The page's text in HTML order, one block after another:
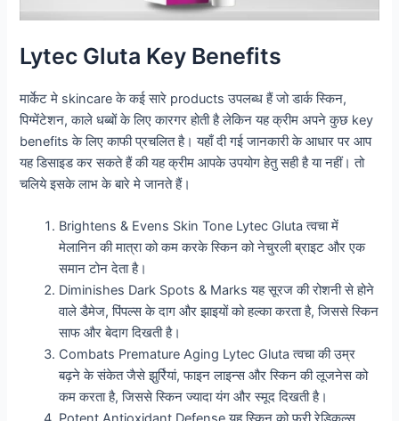
Lytec Gluta Key Benefits
मार्केट मे skincare के कई सारे products उपलब्ध हैं जो डार्क स्किन,
पिग्मेंटेशन, काले धब्बों के लिए कारगर होती है लेकिन यह क्रीम अपने कुछ key
benefits के लिए काफी प्रचलित है। यहाँ दी गई जानकारी के आधार पर आप
यह डिसाइड कर सकते हैं की यह क्रीम आपके उपयोग हेतु सही है या नहीं। तो
चलिये इसके लाभ के बारे मे जानते हैं।
Brightens & Evens Skin Tone Lytec Gluta त्वचा में
मेलानिन की मात्रा को कम करके स्किन को नेचुरली ब्राइट और एक
समान टोन देता है।
Diminishes Dark Spots & Marks यह सूरज की रोशनी से होने
वाले डैमेज, पिंपल्स के दाग और झाइयों को हल्का करता है, जिससे स्किन
साफ और बेदाग दिखती है।
Combats Premature Aging Lytec Gluta त्वचा की उम्र
बढ़ने के संकेत जैसे झुर्रियां, फाइन लाइन्स और स्किन की लूजनेस को
कम करता है, जिससे स्किन ज्यादा यंग और स्मूद दिखती है।